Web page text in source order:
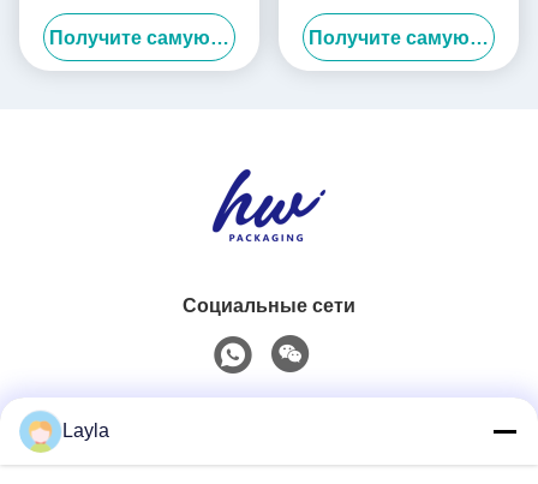
подарков предварительно
сшитые упаковочные
коробки
Получите самую лучшую цену
Piece с атласными
лентами, роскошные белые
складные коробки
Получите самую лучшую цену
Социальные сети
Layla